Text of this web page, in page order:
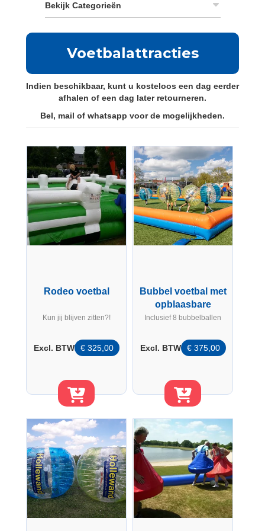
Bekijk Categorieën
Voetbalattracties
Indien beschikbaar, kunt u kosteloos een dag eerder
afhalen of een dag later retourneren.
Bel, mail of whatsapp voor de mogelijkheden.
Rodeo voetbal
Kun jij blijven zitten?!
€ 325,00
Excl. BTW
Bubbel voetbal met
opblaasbare
boarding
Inclusief 8 bubbelballen
€ 375,00
Excl. BTW